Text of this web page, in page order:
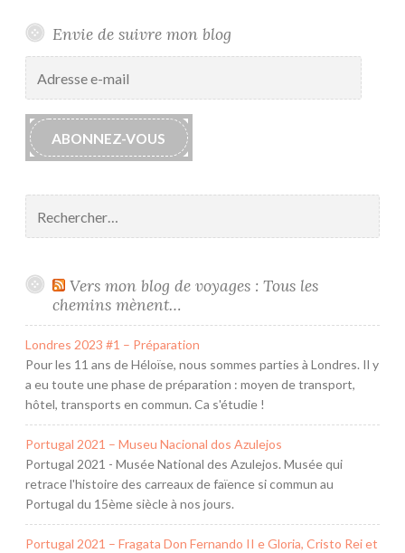
Envie de suivre mon blog
mail
ABONNEZ-VOUS
Vers mon blog de voyages : Tous les
chemins mènent…
Londres 2023 #1 – Préparation
Pour les 11 ans de Héloïse, nous sommes parties à Londres. Il y
a eu toute une phase de préparation : moyen de transport,
hôtel, transports en commun. Ca s'étudie !
Portugal 2021 – Museu Nacional dos Azulejos
Portugal 2021 - Musée National des Azulejos. Musée qui
retrace l'histoire des carreaux de faïence si commun au
Portugal du 15ème siècle à nos jours.
Portugal 2021 – Fragata Don Fernando II e Gloria, Cristo Rei et